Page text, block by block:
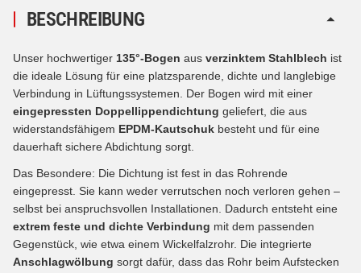
BESCHREIBUNG
Unser hochwertiger 135°-Bogen aus verzinktem Stahlblech ist
die ideale Lösung für eine platzsparende, dichte und langlebige
Verbindung in Lüftungssystemen. Der Bogen wird mit einer
eingepressten Doppellippendichtung geliefert, die aus
widerstandsfähigem EPDM-Kautschuk besteht und für eine
dauerhaft sichere Abdichtung sorgt.
Das Besondere: Die Dichtung ist fest in das Rohrende
eingepresst. Sie kann weder verrutschen noch verloren gehen –
selbst bei anspruchsvollen Installationen. Dadurch entsteht eine
extrem feste und dichte Verbindung mit dem passenden
Gegenstück, wie etwa einem Wickelfalzrohr. Die integrierte
Anschlagwölbung sorgt dafür, dass das Rohr beim Aufstecken